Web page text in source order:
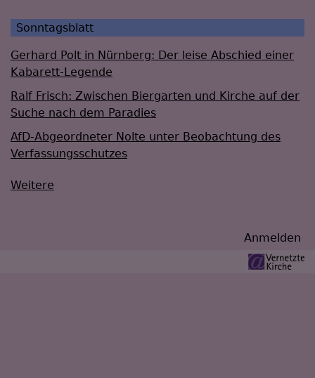
Sonntagsblatt
Gerhard Polt in Nürnberg: Der leise Abschied einer
Kabarett-Legende
Ralf Frisch: Zwischen Biergarten und Kirche auf der
Suche nach dem Paradies
AfD-Abgeordneter Nolte unter Beobachtung des
Verfassungsschutzes
Weitere
Anmelden